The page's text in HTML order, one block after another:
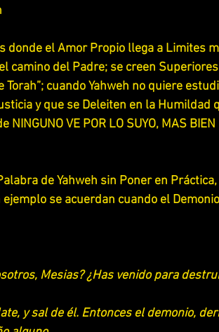
donde el Amor Propio llega a Limites
camino del Padre; se creen
cuando Yahweh no quiere
y que se Deleiten en la Humildad
VE POR LO SUYO, MAS BIEN
de Yahweh sin Poner en
se acuerdan cuando el
Mesias? ¿Has venido para
y sal de él. Entonces el demonio,